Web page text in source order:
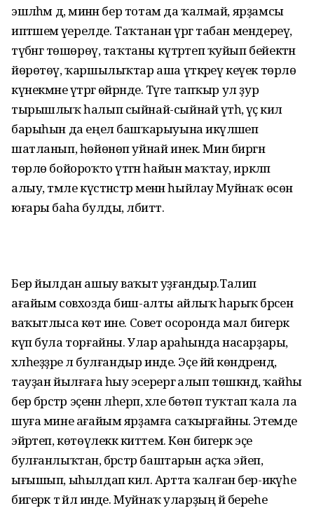
эшләһәм дә, минән бер тотам да ҡалмай, ярҙамсы
иптәшемә әүерелде. Таҡтанан үргә табан мендереү,
түбәнгә төшөрөү, таҡтаны күтәртеп ҡуйып бейектән
йөрөтөү, ҡаршылыҡтар аша үткәреү кеүек төрлө
күнекмәне үтәргә өйрәнде. Тәүге тапҡыр ул ҙур
тырышлыҡ һалып сыйнай-сыйнай үтәһә, үҫә килә
барыһын да еңел башҡарыуына икәүләшеп
шатланып, һөйөнөп уйнай инек. Мин биргән
төрлө бойороҡто үтәгән һайын маҡтау, иркәләп
алыу, тәмле күстәнәстәр менән һыйлау Муйнаҡ өсөн
юғары баһа булды, әлбиттә.
Бер йылдан ашыу ваҡыт уҙғандыр.Талип
ағайым совхозда биш-алты айлыҡ һарыҡ бәрәсен
ваҡытлыса көтә ине. Совет осоронда мал бигерәк
күп була торғайны. Улар араһында насарҙары,
хәлһеҙҙәре лә бул­ғандыр инде. Эҫе йәй көндәрендә,
тауҙан йылғаға һыу эсерергә алып төшкәндә, ҡайһы
бер бәрәстәр эҫенән әлһерәп, хәле бөтөп туҡтап ҡала ла
шуға мине ағайым ярҙамға саҡырғайны. Этемде
эйәртеп, көтөүлеккә киттем. Көн бигерәк эҫе
булғанлыҡтан, бәрәстәр баштарын аҫҡа эйеп,
ығышып, ыһылдап килә. Артта ҡалған бер-икәүһе
бигерәк тә йәл инде. Муйнаҡ уларҙың йә береһе